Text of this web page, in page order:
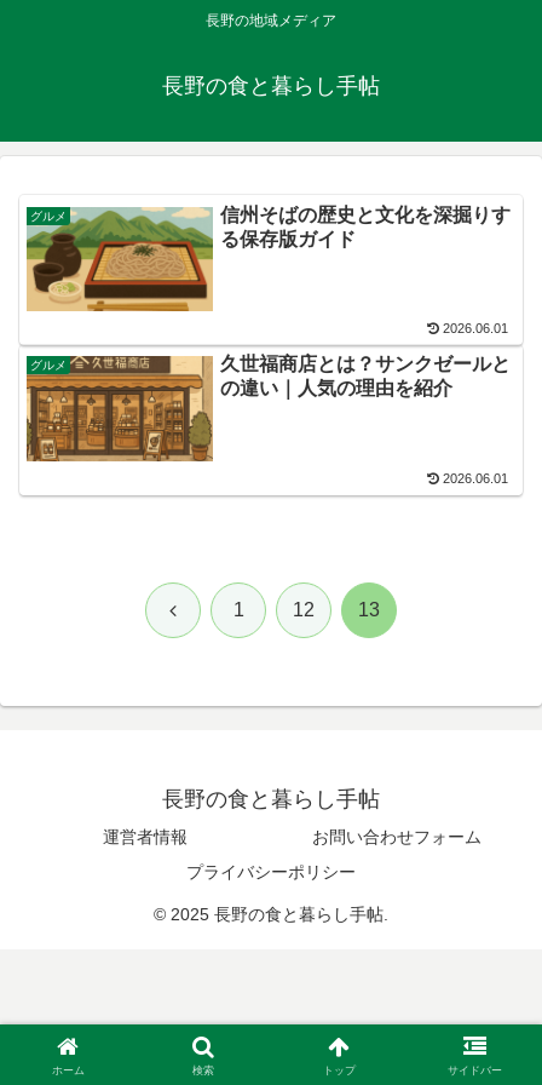
長野の地域メディア
長野の食と暮らし手帖
グルメ
信州そばの歴史と文化を深掘りす
る保存版ガイド
2026.06.01
グルメ
久世福商店とは？サンクゼールと
の違い｜人気の理由を紹介
2026.06.01
前 1 12 13
長野の食と暮らし手帖
運営者情報
お問い合わせフォーム
プライバシーポリシー
© 2025 長野の食と暮らし手帖.
ホーム 検索 トップ サイドバー